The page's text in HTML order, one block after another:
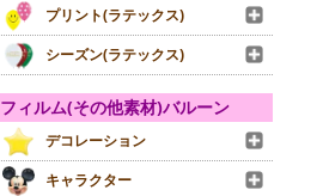
プリント(ラテックス)
シーズン(ラテックス)
フィルム(その他素材)バルーン
デコレーション
キャラクター